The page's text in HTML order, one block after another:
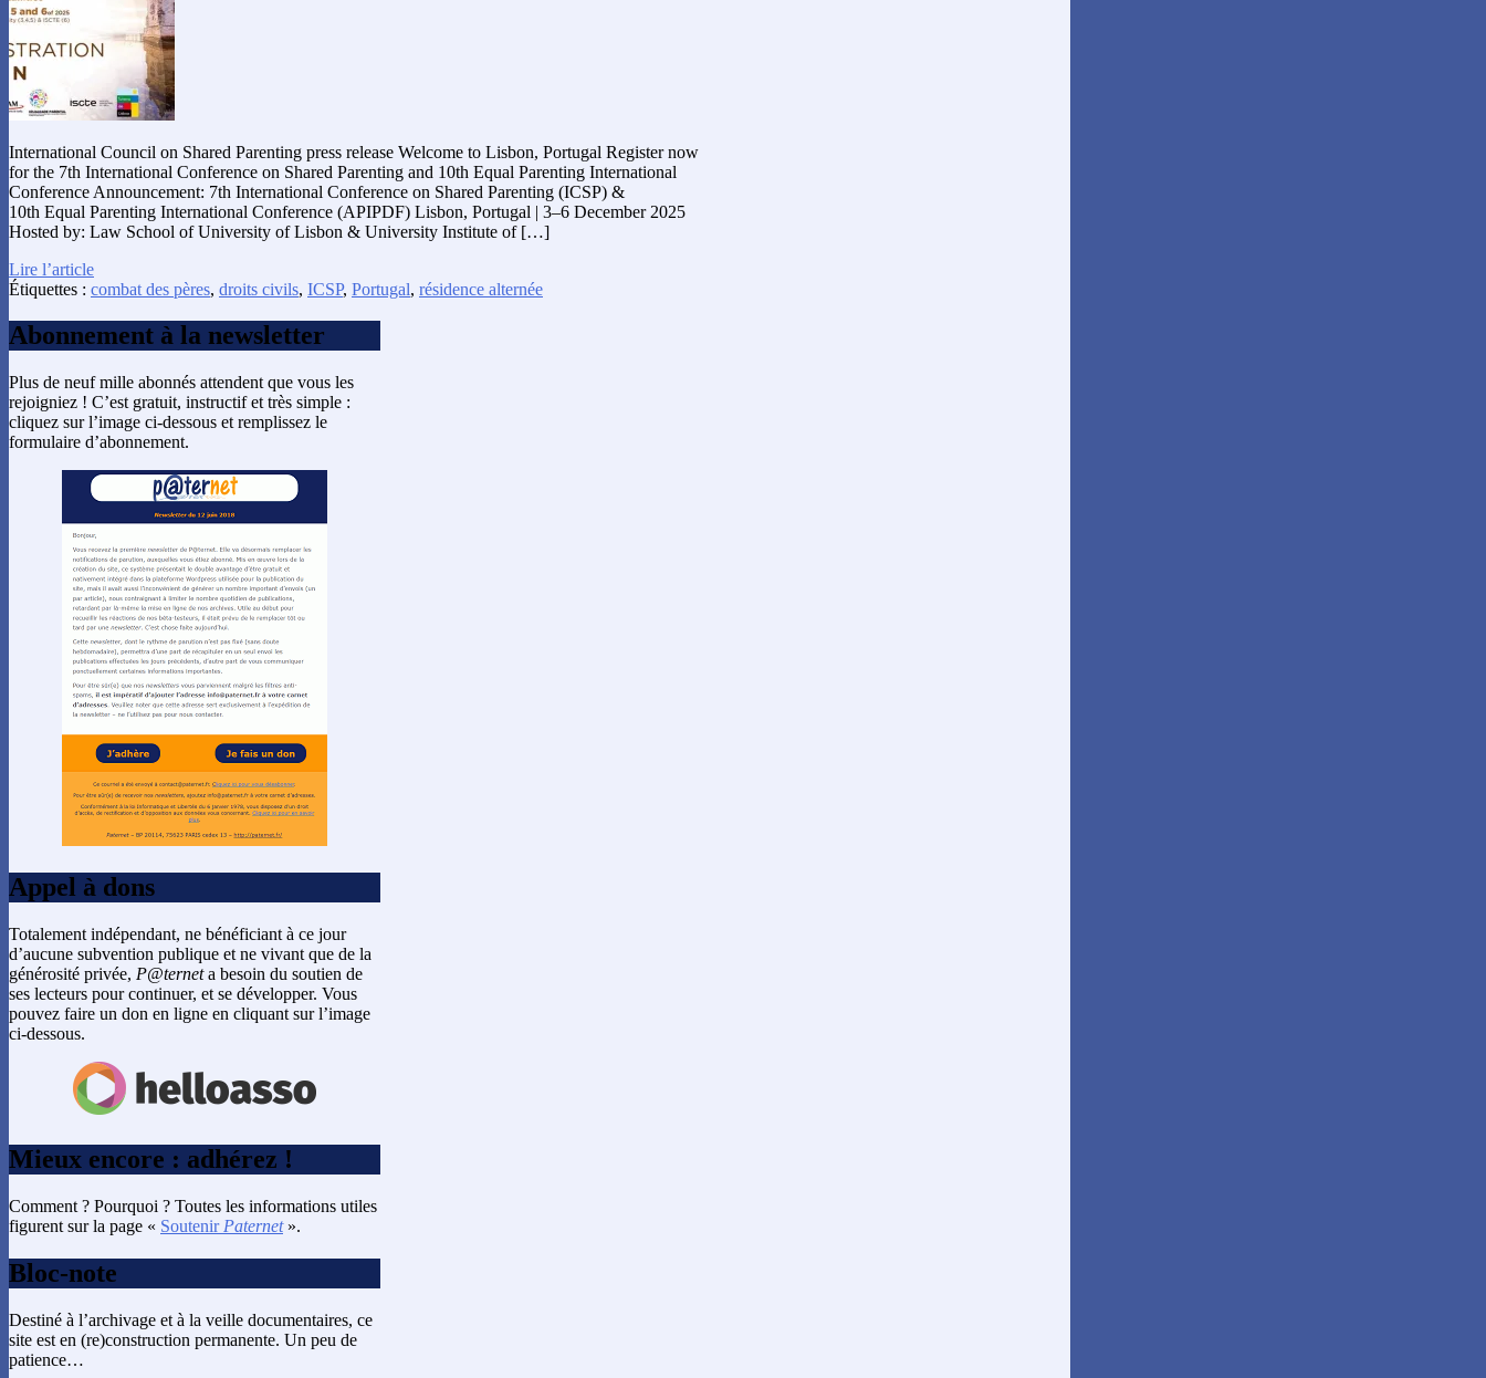
International Council on Shared Parenting press release Welcome to Lisbon, Portugal Register now
for the 7th International Conference on Shared Parenting and 10th Equal Parenting International
Conference Announcement: 7th International Conference on Shared Parenting (ICSP) &
10th Equal Parenting International Conference (APIPDF) Lisbon, Portugal | 3–6 December 2025
Hosted by: Law School of University of Lisbon & University Institute of […]
Lire l’article
Étiquettes : combat des pères, droits civils, ICSP, Portugal, résidence alternée
Abonnement à la newsletter
Plus de neuf mille abonnés attendent que vous les
rejoigniez ! C’est gratuit, instructif et très simple :
cliquez sur l’image ci-dessous et remplissez le
formulaire d’abonnement.
Appel à dons
Totalement indépendant, ne bénéficiant à ce jour
d’aucune subvention publique et ne vivant que de la
générosité privée, P@terneta besoin du soutien de
ses lecteurs pour continuer, et se développer. Vous
pouvez faire un don en ligne en cliquant sur l’image
ci-dessous.
Mieux encore : adhérez !
Comment ? Pourquoi ? Toutes les informations utiles
figurent sur la page « Soutenir Paternet».
Bloc-note
Destiné à l’archivage et à la veille documentaires, ce
site est en (re)construction permanente. Un peu de
patience…